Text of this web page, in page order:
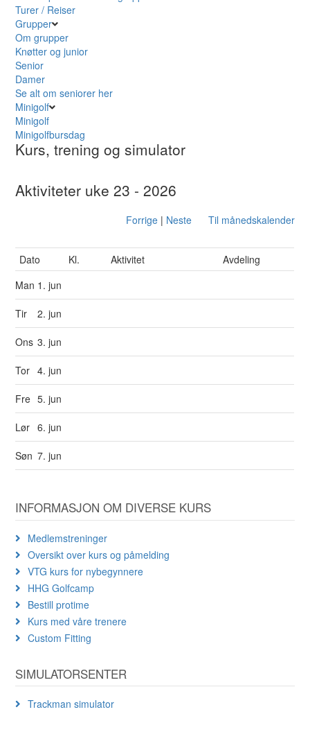
Turer / Reiser
Grupper
Om grupper
Knøtter og junior
Senior
Damer
Se alt om seniorer her
Minigolf
Minigolf
Minigolfbursdag
Kurs, trening og simulator
Aktiviteter uke 23 - 2026
Forrige| Neste Til månedskalender
Dato Kl. Aktivitet
Avdeling
Man 1. jun
Tir 2. jun
Ons 3. jun
Tor 4. jun
Fre 5. jun
Lør 6. jun
Søn 7. jun
INFORMASJON OM DIVERSE KURS
Medlemstreninger
Oversikt over kurs og påmelding
VTG kurs for nybegynnere
HHG Golfcamp
Bestill protime
Kurs med våre trenere
Custom Fitting
SIMULATORSENTER
Trackman simulator